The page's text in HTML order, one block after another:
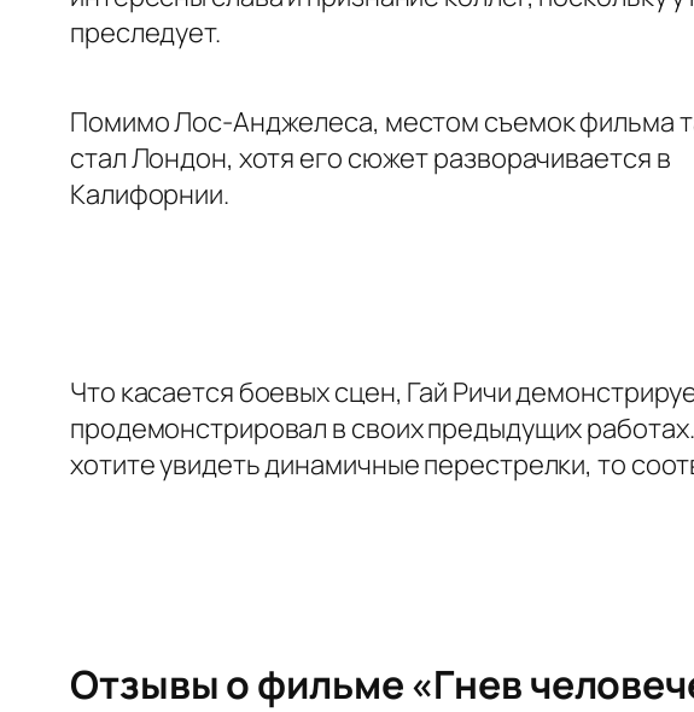
преследует.
Помимо Лос-Анджелеса, местом съемок фильма
стал Лондон, хотя его сюжет разворачивается в
Калифорнии.
Что касается боевых сцен, Гай Ричи
продемонстрировал в своих предыдущих
хотите увидеть динамичные перестрелки, то
Отзывы о фильме «Гнев